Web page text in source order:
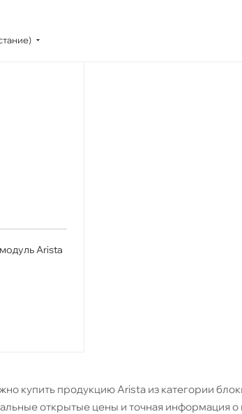
Arista
купить продукцию Arista из категории
открытые цены и точная информация о